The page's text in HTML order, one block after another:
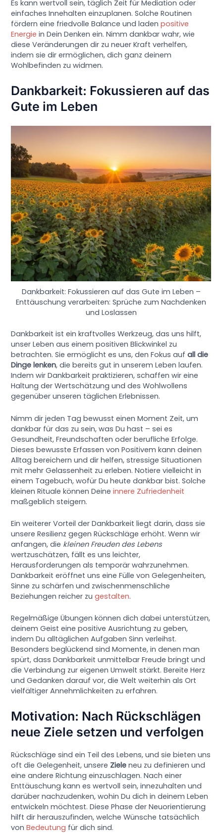
Es kann wertvoll sein, täglich Zeit für Mediation oder
einfaches Innehalten einzuplanen. Solche Routinen
fördern eine friedvolle Balance und ladenpositive
Energie in Dein Denken ein. Nimm dankbar wahr, wie
diese Veränderungen dir zu neuer Kraft verhelfen,
indem sie dir ermöglichen, dich ganz deinem
Wohlbefinden zu widmen.
Dankbarkeit: Fokussieren auf das
Gute im Leben
Dankbarkeit: Fokussieren auf das Gute im Leben –
Enttäuschung verarbeiten: Sprüche zum Nachdenken
und Loslassen
Dankbarkeit ist ein kraftvolles Werkzeug, das uns hilft,
unser Leben aus einem positiven Blickwinkel zu
betrachten. Sie ermöglicht es uns, den Fokus aufall die
Dinge lenken, die bereits gut in unserem Leben laufen.
Indem wir Dankbarkeit praktizieren, schaffen wir eine
Haltung der Wertschätzung und des Wohlwollens
gegenüber unseren täglichen Erlebnissen.
Nimm dir jeden Tag bewusst einen Moment Zeit, um
dankbar für das zu sein, was Du hast – sei es
Gesundheit, Freundschaften oder berufliche Erfolge.
Dieses bewusste Erfassen von Positivem kann deinen
Alltag bereichern und dir helfen, stressige Situationen
mit mehr Gelassenheit zu erleben. Notiere vielleicht in
einem Tagebuch, wofür Du heute dankbar bist. Solche
kleinen Rituale können Deineinnere Zufriedenheit
maßgeblich steigern.
Ein weiterer Vorteil der Dankbarkeit liegt darin, dass sie
unsere Resilienz gegen Rückschläge erhöht. Wenn wir
anfangen, die kleinen Freuden des Lebens
wertzuschätzen, fällt es uns leichter,
Herausforderungen als temporär wahrzunehmen.
Dankbarkeit eröffnet uns eine Fülle von Gelegenheiten,
Sinne zu schärfen und zwischenmenschliche
Beziehungen reicher zugestalten.
Regelmäßige Übungen können dich dabei unterstützen,
deinem Geist eine positive Ausrichtung zu geben,
indem Du alltäglichen Aufgaben Sinn verleihst.
Besonders beglückend sind Momente, in denen man
spürt, dass Dankbarkeit unmittelbar Freude bringt und
die Verbindung zur eigenen Umwelt stärkt. Bereite Herz
und Gedanken darauf vor, die Welt weiterhin als Ort
vielfältiger Annehmlichkeiten zu erfahren.
Motivation: Nach Rückschlägen
neue Ziele setzen und verfolgen
Rückschläge sind ein Teil des Lebens, und sie bieten uns
oft die Gelegenheit, unsere Ziele neu zu definieren und
eine andere Richtung einzuschlagen. Nach einer
Enttäuschung kann es wertvoll sein, innezuhalten und
darüber nachzudenken, wohin Du dich in deinem Leben
entwickeln möchtest. Diese Phase der Neuorientierung
hilft dir herauszufinden, welche Wünsche tatsächlich
vonBedeutung für dich sind.